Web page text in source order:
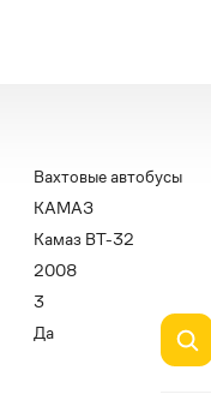
Вахтовые автобусы
КАМАЗ
Камаз ВТ-32
2008
3
Да